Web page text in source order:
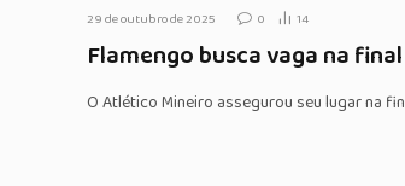
29 de outubro de 2025 0 14
Flamengo busca vaga na
O Atlético Mineiro assegurou seu lugar na